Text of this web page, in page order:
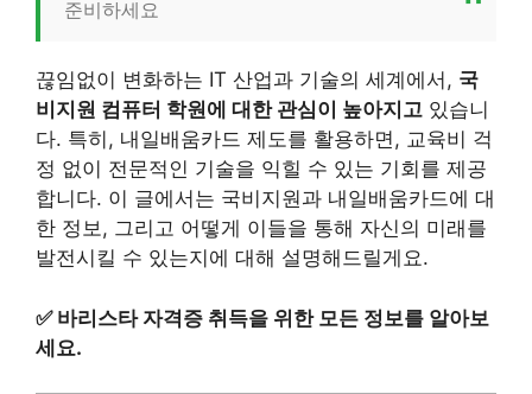
준비하세요
끊임없이 변화하는 IT 산업과 기술의 세계에서, 국
비지원 컴퓨터 학원에 대한 관심이 높아지고 있습니
다. 특히, 내일배움카드 제도를 활용하면, 교육비 걱
정 없이 전문적인 기술을 익힐 수 있는 기회를 제공
합니다. 이 글에서는 국비지원과 내일배움카드에 대
한 정보, 그리고 어떻게 이들을 통해 자신의 미래를
발전시킬 수 있는지에 대해 설명해드릴게요.
✅ 바리스타 자격증 취득을 위한 모든 정보를 알아보
세요.